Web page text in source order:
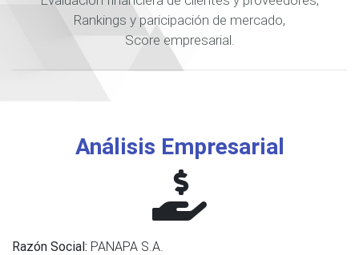
Rankings y paricipación de mercado,
Score empresarial.
Análisis Empresarial
Razón Social: PANAPA S.A.